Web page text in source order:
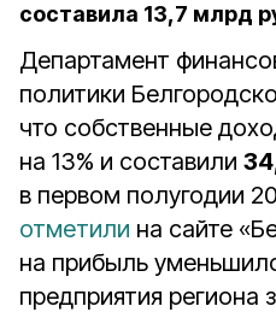
составила 13,7 млрд
Департамент
политики
что собственные
на 13% и составили
в первом полугодии
отметили на сайте
на прибыль
предприятия региона